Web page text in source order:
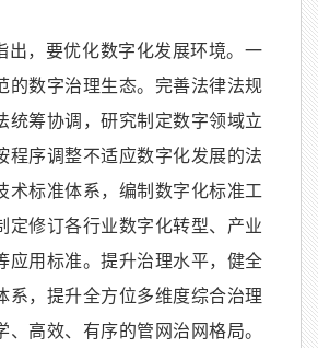
出，要优化数字化发展环境。一
的数字治理生态。完善法律法规
统筹协调，研究制定数字领域立
程序调整不适应数字化发展的法
术标准体系，编制数字化标准工
定修订各行业数字化转型、产业
应用标准。提升治理水平，健全
系，提升全方位多维度综合治理
、高效、有序的管网治网格局。